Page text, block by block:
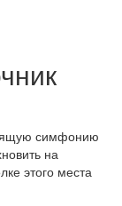
симфонию
на
этого места